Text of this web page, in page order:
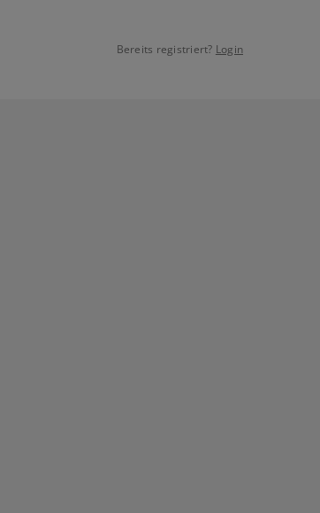
Bereits registriert? Login